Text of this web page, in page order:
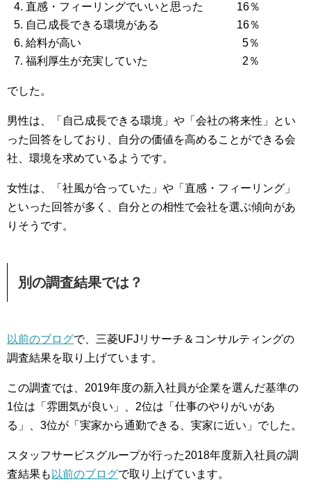
直感・フィーリングでいいと思った 16％
自己成長できる環境がある 16％
給料が高い 5％
福利厚生が充実していた 2％
でした。
男性は、「自己成長できる環境」や「会社の将来性」とい
った回答をしており、自分の価値を高めることができる会
社、環境を求めているようです。
女性は、「社風が合っていた」や「直感・フィーリング」
といった回答が多く、自分との相性で会社を選ぶ傾向があ
りそうです。
別の調査結果では？
以前のブログで、三菱UFJリサーチ＆コンサルティングの
調査結果を取り上げています。
この調査では、2019年度の新入社員が企業を選んだ基準の
1位は「雰囲気が良い」、2位は「仕事のやりがいがあ
る」、3位が「実家から通勤できる、実家に近い」でした。
スタッフサービスグループが行った2018年度新入社員の調
査結果も 以前のブログで取り上げています。